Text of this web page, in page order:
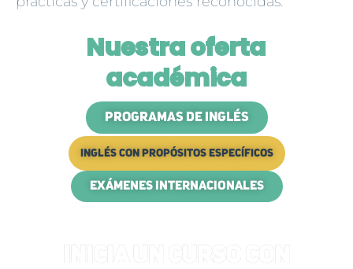
Nuestra oferta
académica
PROGRAMAS DE INGLÉS
INGLÉS CON PROPÓSITOS ESPECÍFICOS
EXÁMENES INTERNACIONALES